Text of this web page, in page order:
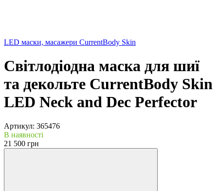
LED маски, масажери CurrentBody Skin
Світлодіодна маска для шиї
та декольте CurrentBody Skin
LED Neck and Dec Perfector
Артикул: 365476
В наявності
21 500 грн